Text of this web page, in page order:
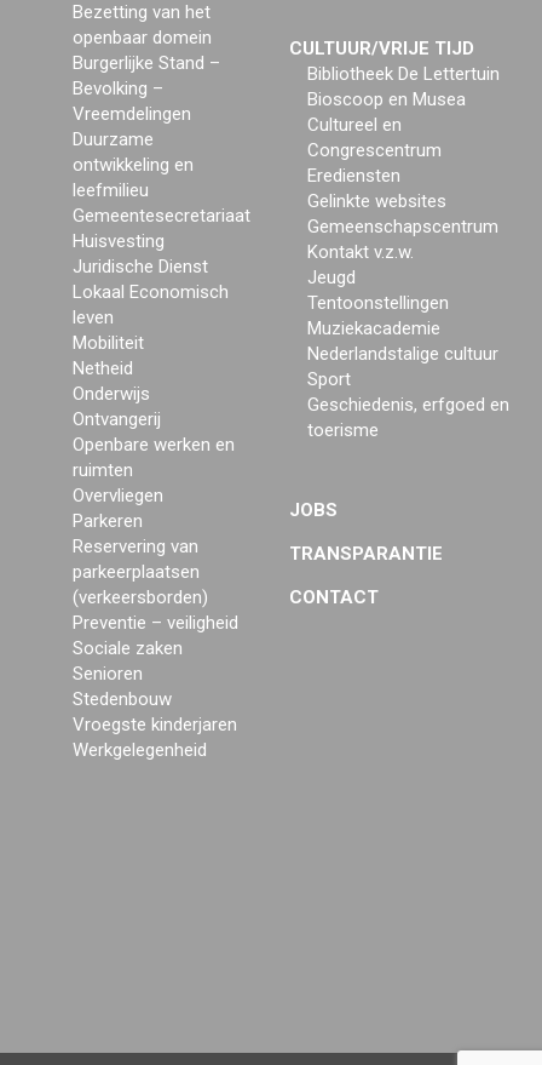
Bezetting van het
openbaar domein
Burgerlijke Stand –
Bevolking –
Vreemdelingen
Duurzame
ontwikkeling en
leefmilieu
Gemeentesecretariaat
Huisvesting
Juridische Dienst
Lokaal Economisch
leven
Mobiliteit
Netheid
Onderwijs
Ontvangerij
Openbare werken en
ruimten
Overvliegen
Parkeren
Reservering van
parkeerplaatsen
(verkeersborden)
Preventie – veiligheid
Sociale zaken
Senioren
Stedenbouw
Vroegste kinderjaren
Werkgelegenheid
CULTUUR/VRIJE TIJD
Bibliotheek De Lettertuin
Bioscoop en Musea
Cultureel en
Congrescentrum
Erediensten
Gelinkte websites
Gemeenschapscentrum
Kontakt v.z.w.
Jeugd
Tentoonstellingen
Muziekacademie
Nederlandstalige cultuur
Sport
Geschiedenis, erfgoed en
toerisme
JOBS
TRANSPARANTIE
CONTACT